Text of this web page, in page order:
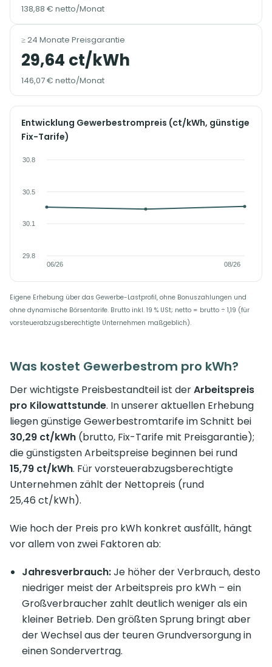
138,88 € netto/Monat
≥ 24 Monate Preisgarantie
29,64 ct/kWh
146,07 € netto/Monat
Entwicklung Gewerbestrompreis (ct/kWh, günstige
Fix-Tarife)
Eigene Erhebung über das Gewerbe-Lastprofil, ohne Bonuszahlungen und
ohne dynamische Börsentarife. Brutto inkl. 19 % USt; netto = brutto ÷ 1,19 (für
vorsteuerabzugsberechtigte Unternehmen maßgeblich).
Was kostet Gewerbestrom pro kWh?
Der wichtigste Preisbestandteil ist derArbeitspreis
pro Kilowattstunde. In unserer aktuellen Erhebung
liegen günstige Gewerbestromtarife im Schnitt bei
30,29 ct/kWh (brutto, Fix-Tarife mit Preisgarantie);
die günstigsten Arbeitspreise beginnen bei rund
15,79 ct/kWh. Für vorsteuerabzugsberechtigte
Unternehmen zählt der Nettopreis (rund
25,46 ct/kWh).
Wie hoch der Preis pro kWh konkret ausfällt, hängt
vor allem von zwei Faktoren ab:
Jahresverbrauch:Je höher der Verbrauch, desto
niedriger meist der Arbeitspreis pro kWh – ein
Großverbraucher zahlt deutlich weniger als ein
kleiner Betrieb. Den größten Sprung bringt aber
der Wechsel aus der teuren Grundversorgung in
einen Sondervertrag.